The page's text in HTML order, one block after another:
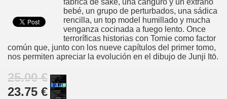
fábrica de sake, una canguro y un extraño
bebé, un grupo de perturbados, una sádica
rencilla, un top model humillado y mucha
venganza cocinada a fuego lento. Once
terroríficas historias con Tomie como factor
común que, junto con los nueve capítulos del primer tomo,
nos permiten apreciar la evolución en el dibujo de Junji Itō.
25.00 €
23.75 €